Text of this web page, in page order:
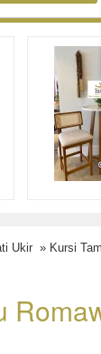
Ukir » Kursi